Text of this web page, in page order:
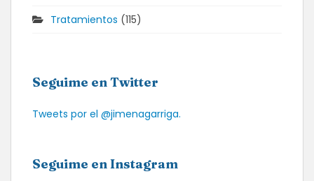
Tratamientos (115)
Seguime en Twitter
Tweets por el @jimenagarriga.
Seguime en Instagram